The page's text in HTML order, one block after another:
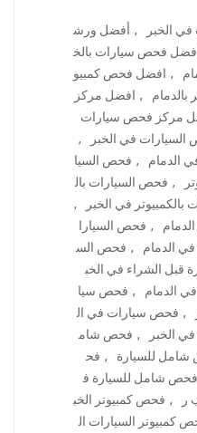
الخبر
, أفضل ورش
فحص سيارات بالخ
, افضل فحص كمبيو
, افضل مركز
مركز فحص سيارات
في الخبر
,
الدمام
, فحص السيا
, فحص السيارات بال
في الخبر
,
, فحص السيارا
الدمام , فحص الس
قبل الشراء في الخب
الدمام , فحص سيا
, فحص سيارات في ال
الخبر , فحص شام
للسيارة , فح
فحص شامل للسيارة ف
ر , فحص كمبيوتر الخب
كمبيوتر السيارات ال